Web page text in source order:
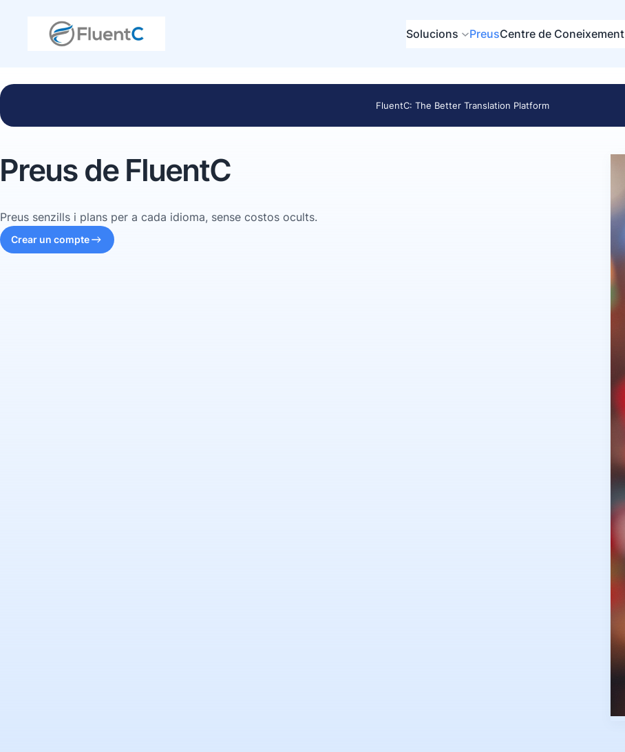
Solucions PreusCentre de Coneixement
FluentC: The Better Translation Platform
Preus de FluentC
Preus senzills i plans per a cada idioma, sense costos ocults.
Crear un compte